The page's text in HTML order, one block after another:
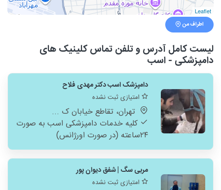
Leaflet
اطراف من
لیست کامل آدرس و تلفن تماس کلینیک های
دامپزشکی - اسب
دامپزشک اسب دکتر مهدی فلاح
امتیازی ثبت نشده
تهران، تقاطع خیابان ک ...
کلیه خدمات دامپزشکی اسب به صورت
۲۴ساعته (در صورت اورژانس)
مربی سگ | شفق دیوان پور
امتیازی ثبت نشده